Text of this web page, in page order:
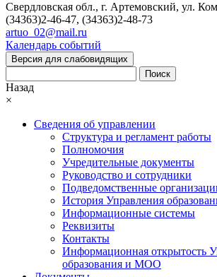
Свердловская обл., г. Артемовский, ул.
(34363)2-46-47, (34363)2-48-73
artuo_02@mail.ru
Календарь событий
Версия для слабовидящих
Поиск
Назад
×
Сведения об управлении
Структура и регламент работы
Полномочия
Учредительные документы
Руководство и сотрудники
Подведомственные
История Управления
Информационные системы
Реквизиты
Контакты
Информационная открытость
образования и МОО